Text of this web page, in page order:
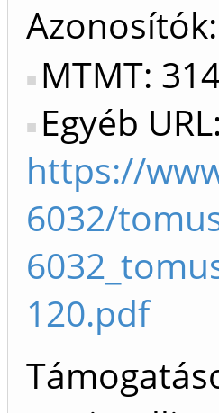
Azonosítók
MTMT:
Egyéb URL:
https://
6032/
120.pdf